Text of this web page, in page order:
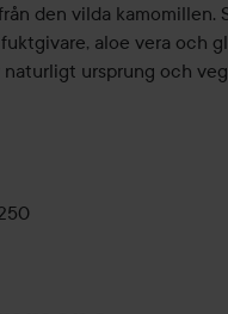
den vilda
aloe vera och
ursprung och